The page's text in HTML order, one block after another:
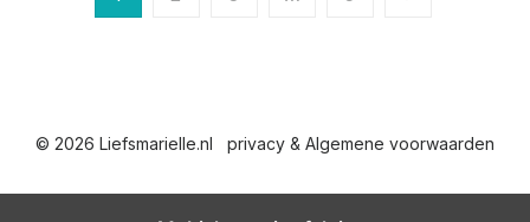
c
h
© 2026 Liefsmarielle.nl privacy & Algemene voorwaarden